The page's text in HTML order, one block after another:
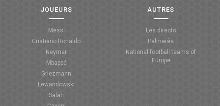
JOUEURS
Messi
Cristiano Ronaldo
Neymar
Mbappé
Griezmann
Lewandowski
Salah
AUTRES
Les directs
Palmarès
National football teams of
Europe